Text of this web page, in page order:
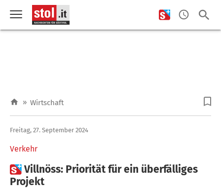
» Wirtschaft
Verkehr
Freitag, 27. September 2024
Villnöss: Priorität für ein überfälliges
Projekt